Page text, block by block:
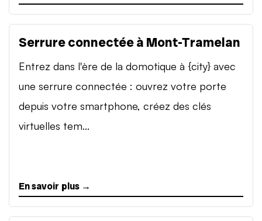
Serrure connectée à Mont-Tramelan
Entrez dans l'ère de la domotique à {city} avec
une serrure connectée : ouvrez votre porte
depuis votre smartphone, créez des clés
virtuelles tem...
En savoir plus →